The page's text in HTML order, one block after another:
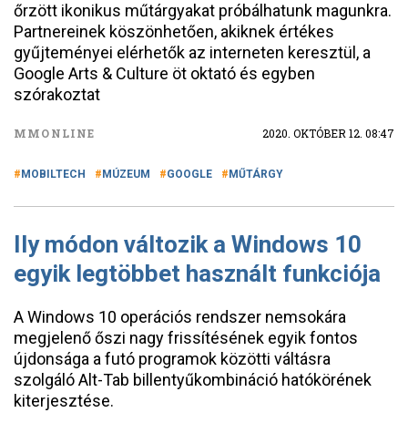
őrzött ikonikus műtárgyakat próbálhatunk magunkra.
Partnereinek köszönhetően, akiknek értékes
gyűjteményei elérhetők az interneten keresztül, a
Google Arts & Culture öt oktató és egyben
szórakoztat
MMONLINE 2020. OKTÓBER 12. 08:47
MOBILTECH MÚZEUM GOOGLE MŰTÁRGY
Ily módon változik a Windows 10
egyik legtöbbet használt funkciója
A Windows 10 operációs rendszer nemsokára
megjelenő őszi nagy frissítésének egyik fontos
újdonsága a futó programok közötti váltásra
szolgáló Alt-Tab billentyűkombináció hatókörének
kiterjesztése.